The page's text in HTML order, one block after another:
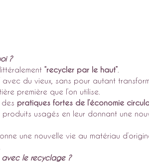
?
“recycler par le haut”
avec du vieux, sans pour autant
première que l’on utilise.
des pratiques fortes de l’économie
usagés en leur donnant une
une nouvelle vie au matériau
avec le recyclage ?